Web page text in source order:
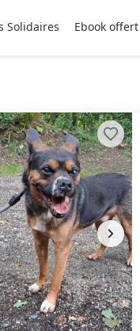
Solidaires Ebook offert